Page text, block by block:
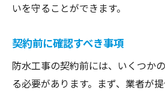
いを守ることができます。
契約前に確認すべき事項
防水工事の契約前には、いくつか
る必要があります。まず、業者が